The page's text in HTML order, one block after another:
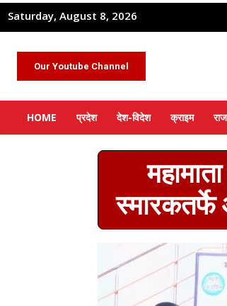
Saturday, August 8, 2026
Our Youtube Channel
HOME प्रदेश देश-विदेश क्राइम
स्मारकतर्फे